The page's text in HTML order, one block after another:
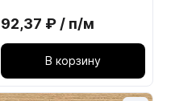
92,37 ₽ / п/м
В корзину